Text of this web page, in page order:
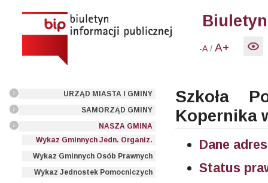
-A /A+
URZĄD MIASTA I GMINY
SAMORZĄD GMINY
NASZA GMINA
Wykaz Gminnych Jedn. Organiz.
Wykaz Gminnych Osób Prawnych
Wykaz Jednostek Pomocniczych
Szkoła
Kopernika
Dane
Status